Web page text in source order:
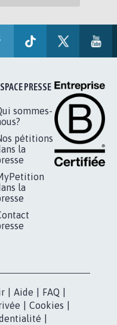
PRESSE
sommes-
pétitions
la
la
Aide FAQ
Cookies